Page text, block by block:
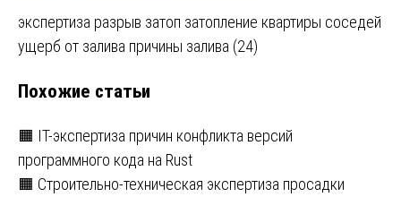
Навигация
по
записям
экспертиза разрыв затоп затопление квартиры соседей
ущерб от залива причины залива (24)
Похожие статьи
🟧 IT-экспертиза причин конфликта версий
программного кода на Rust
🟧 Строительно-техническая экспертиза просадки